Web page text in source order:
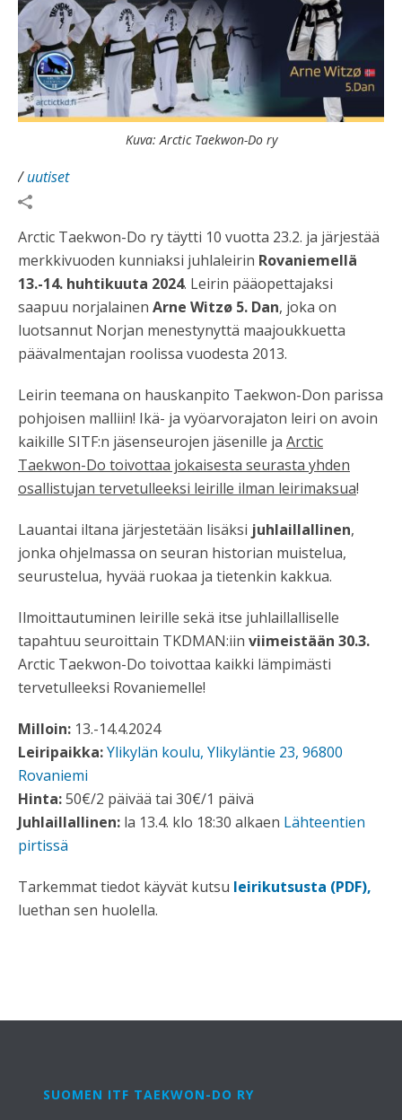
Kuva: Arctic Taekwon-Do ry
/uutiset
Arctic Taekwon-Do ry täytti 10 vuotta 23.2. ja järjestää
merkkivuoden kunniaksi juhlaleirin Rovaniemellä
13.-14. huhtikuuta 2024. Leirin pääopettajaksi
saapuu norjalainen Arne Witzø 5. Dan, joka on
luotsannut Norjan menestynyttä maajoukkuetta
päävalmentajan roolissa vuodesta 2013.
Leirin teemana on hauskanpito Taekwon-Don parissa
pohjoisen malliin! Ikä- ja vyöarvorajaton leiri on avoin
kaikille SITF:n jäsenseurojen jäsenille ja Arctic
Taekwon-Do toivottaa jokaisesta seurasta yhden
osallistujan tervetulleeksi leirille ilman leirimaksua!
Lauantai iltana järjestetään lisäksi juhlaillallinen,
jonka ohjelmassa on seuran historian muistelua,
seurustelua, hyvää ruokaa ja tietenkin kakkua.
Ilmoittautuminen leirille sekä itse juhlaillalliselle
tapahtuu seuroittain TKDMAN:iin viimeistään 30.3.
Arctic Taekwon-Do toivottaa kaikki lämpimästi
tervetulleeksi Rovaniemelle!
Milloin: 13.-14.4.2024
Leiripaikka:Ylikylän koulu, Ylikyläntie 23, 96800
Rovaniemi
Hinta:50€/2 päivää tai 30€/1 päivä
Juhlaillallinen: la 13.4. klo 18:30 alkaen Lähteentien
pirtissä
Tarkemmat tiedot käyvät kutsu leirikutsusta (PDF),
luethan sen huolella.
SUOMEN ITF TAEKWON-DO RY